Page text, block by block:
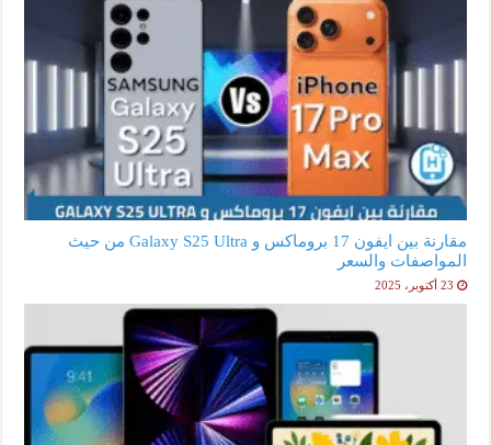
مقارنة بين ايفون 17 بروماكس و Galaxy S25 Ultra من حيث
المواصفات والسعر
23 أكتوبر، 2025